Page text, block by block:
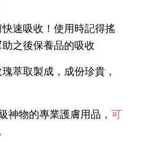
速吸收！使用時記得搖
之後保養品的吸收
萃取製成，成份珍貴，
神物的專業護膚用品， 可